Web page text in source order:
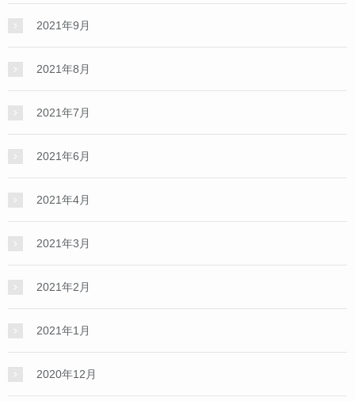
2021年9月
2021年8月
2021年7月
2021年6月
2021年4月
2021年3月
2021年2月
2021年1月
2020年12月